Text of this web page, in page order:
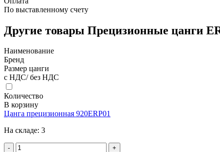
По выставленному счету
Другие товары Прецизионные цанги
Наименование
Бренд
Размер цанги
с НДС/ без НДС
Количество
В корзину
Цанга прецизионная 920ERP01
На складе: 3
- +